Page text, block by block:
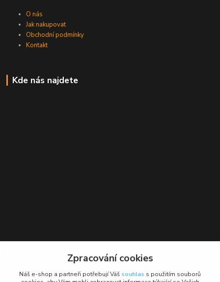
O nás
Jak nakupovat
Obchodní podmínky
Kontakt
Kde nás najdete
BikeForce.cz
Zpracování cookies
Náš e-shop a partneři potřebují Váš souhlas s použitím souborů